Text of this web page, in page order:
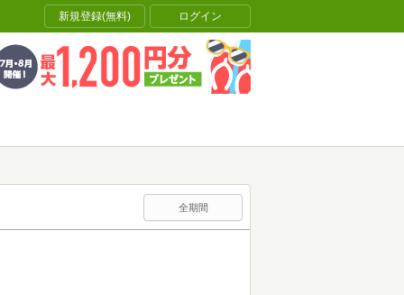
新規登録(無料) ログイン
全期間